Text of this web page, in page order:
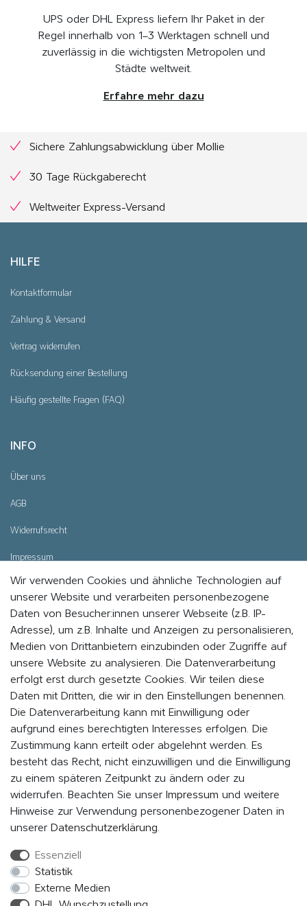
UPS oder DHL Express liefern Ihr Paket in der
Regel innerhalb von 1–3 Werktagen schnell und
zuverlässig in die wichtigsten Metropolen und
Städte weltweit.
Erfahre mehr dazu
Sichere Zahlungsabwicklung über Mollie
30 Tage Rückgaberecht
Weltweiter Express-Versand
HILFE
Kontaktformular
Zahlung & Versand
Vertrag widerrufen
Rücksendung einer Bestellung
Häufig gestellte Fragen (FAQ)
INFO
Über uns
AGB
Widerrufsrecht
Impressum
Datenschutz
Cookie - Einstellungen
WERDE MITGLIED UND BLEIBE IMMER AUF DEM
LAUFENDEN
Indem Du auf „MITMACHEN“ klickst, erklärst du dich damit einverstanden,
als Mitglied vom EVENaBAG Newsletter, Neuheiten, Aktionen und
Werbeangebote zu erhalten.
Abonnieren
Hiermit bestätige ich, dass ich die Daten­schutz­erklärung gelesen
FOLGE UNS
Wir verwenden Cookies und ähnliche Technologien auf
unserer Website und verarbeiten personenbezogene
Daten von Besucher:innen unserer Webseite (z.B. IP-
Adresse), um z.B. Inhalte und Anzeigen zu personalisieren,
Medien von Drittanbietern einzubinden oder Zugriffe auf
unsere Website zu analysieren. Die Datenverarbeitung
erfolgt erst durch gesetzte Cookies. Wir teilen diese
Daten mit Dritten, die wir in den Einstellungen benennen.
Die Datenverarbeitung kann mit Einwilligung oder
aufgrund eines berechtigten Interesses erfolgen. Die
Zustimmung kann erteilt oder abgelehnt werden. Es
besteht das Recht, nicht einzuwilligen und die Einwilligung
zu einem späteren Zeitpunkt zu ändern oder zu
widerrufen. Beachten Sie unser Impressum und weitere
Hinweise zur Verwendung personenbezogener Daten in
unserer Daten­schutz­erklärung
Essenziell
Statistik
Externe Medien